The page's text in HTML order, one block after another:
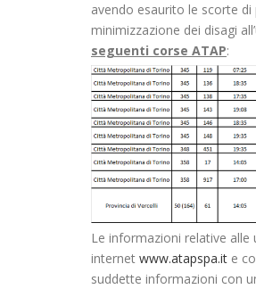
avendo esaurito le scorte
minimizzazione dei disagi
seguenti corse ATAP:
Le informazioni relative
internet www.atapspa.it e
suddette informazioni con